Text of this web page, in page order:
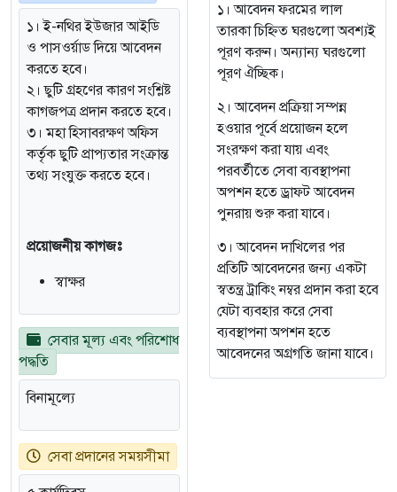
১। ই-নথির ইউজার আইডি
ও পাসওর্য়াড দিয়ে আবেদন
করতে হবে।
২। ছুটি গ্রহণের কারণ সংশ্লিষ্ট
কাগজপত্র প্রদান করতে হবে।
৩। মহা হিসাবরক্ষণ অফিস
কর্তৃক ছুটি প্রাপ্যতার সংক্রান্ত
তথ্য সংযুক্ত করতে হবে।
প্রয়োজনীয় কাগজঃ
স্বাক্ষর
সেবার মূল্য এবং পরিশোধ
পদ্ধতি
বিনামূল্যে
সেবা প্রদানের সময়সীমা
১। আবেদন ফরমের লাল
তারকা চিহ্নিত ঘরগুলো অবশ্যই
পূরণ করুন। অন্যান্য ঘরগুলো
পূরণ ঐচ্ছিক।
২। আবেদন প্রক্রিয়া সম্পন্ন
হওয়ার পূর্বে প্রয়োজন হলে
সংরক্ষণ করা যায় এবং
পরবর্তীতে সেবা ব্যবস্থাপনা
অপশন হতে ড্রাফট আবেদন
পুনরায় শুরু করা যাবে।
৩। আবেদন দাখিলের পর
প্রতিটি আবেদনের জন্য একটা
স্বতন্ত্র ট্রাকিং নম্বর প্রদান করা হবে
যেটা ব্যবহার করে সেবা
ব্যবস্থাপনা অপশন হতে
আবেদনের অগ্রগতি জানা যাবে।